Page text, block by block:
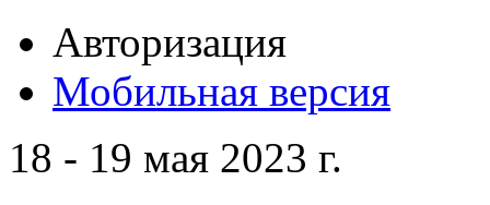
Авторизация
Мобильная версия
18 - 19 мая 2023 г.